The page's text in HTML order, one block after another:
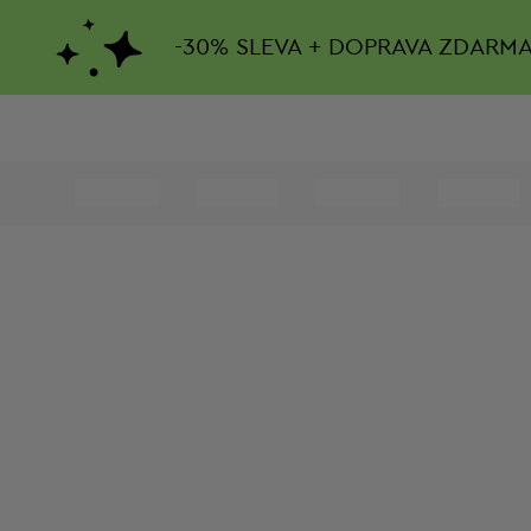
-30% SLEVA + DOPRAVA ZDARMA